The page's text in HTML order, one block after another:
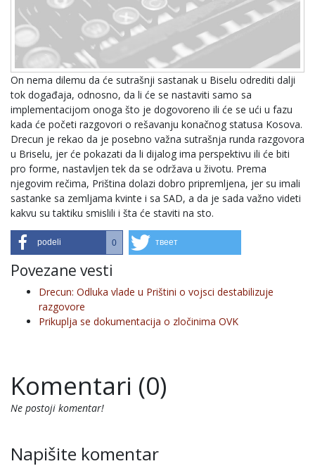
On nema dilemu da će sutrašnji sastanak u Biselu odrediti dalji
tok događaja, odnosno, da li će se nastaviti samo sa
implementacijom onoga što je dogovoreno ili će se ući u fazu
kada će početi razgovori o rešavanju konačnog statusa Kosova.
Drecun je rekao da je posebno važna sutrašnja runda razgovora
u Briselu, jer će pokazati da li dijalog ima perspektivu ili će biti
pro forme, nastavljen tek da se održava u životu. Prema
njegovim rečima, Priština dolazi dobro pripremljena, jer su imali
sastanke sa zemljama kvinte i sa SAD, a da je sada važno videti
kakvu su taktiku smislili i šta će staviti na sto.
podeli 0 твеет
Povezane vesti
Drecun: Odluka vlade u Prištini o vojsci destabilizuje
razgovore
Prikuplja se dokumentacija o zločinima OVK
Komentari (0)
Ne postoji komentar!
Napišite komentar